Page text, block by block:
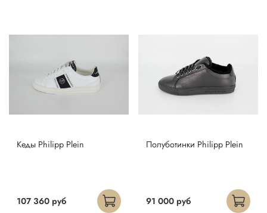
Кеды Philipp Plein
107 360 руб
Полуботинки Philipp Plein
91 000 руб